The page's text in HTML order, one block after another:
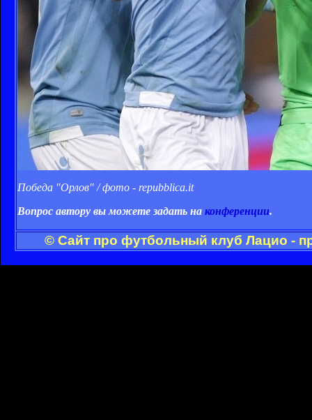
Победа "Орлов" / фото - repubblica.it
Вопрос автору вы можете задать на конференции.
© Сайт про футбольный клуб Лацио -